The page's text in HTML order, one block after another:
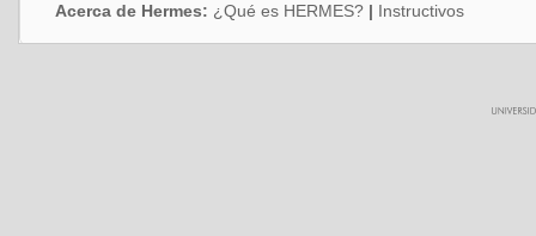
Acerca de Hermes: ¿Qué es HERMES? | Instructivos